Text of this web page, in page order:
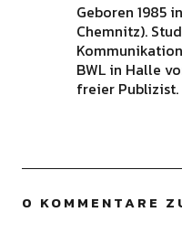
Geboren 1985
Chemnitz).
BWL in Halle
freier Publizist.
0 KOMMENTARE